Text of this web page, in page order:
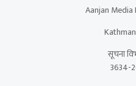
Aanjan
सूचना
3634-